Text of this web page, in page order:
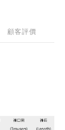
顧客評價